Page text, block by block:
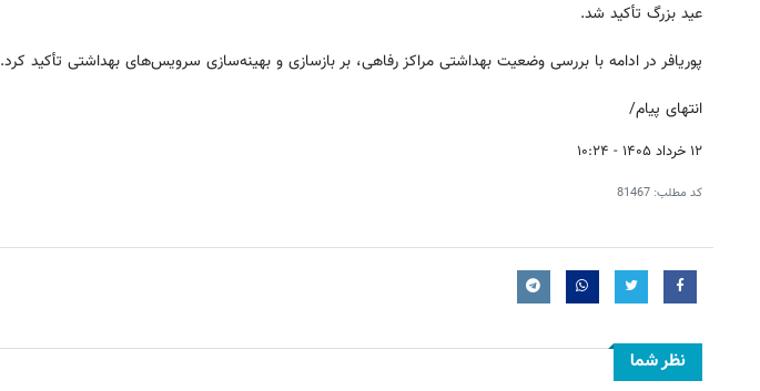
عید بزرگ تأکید شد.
پوریافر در ادامه با بررسی وضعیت بهداشتی مراکز رفاهی، بر بازسازی و بهینه‌سازی سرویس‌های بهداشتی تأکید کرد.
انتهای پیام/
۱۲ خرداد ۱۴۰۵ - ۱۰:۲۴
کد مطلب: 81467
نظر شما